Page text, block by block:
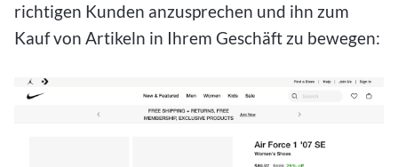
richtigen Kunden anzusprechen und ihn zum
Kauf von Artikeln in Ihrem Geschäft zu bewegen: